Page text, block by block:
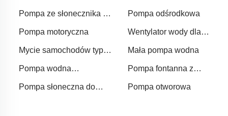
Pompa ze słonecznika do
Pompa odśrodkowa
Pompa motoryczna
Wentylator wody dla
diesel
Mycie samochodów typu
Mała pompa wodna
Pompa wodna
Pompa fontanna z
Pompa słoneczna do
Pompa otworowa